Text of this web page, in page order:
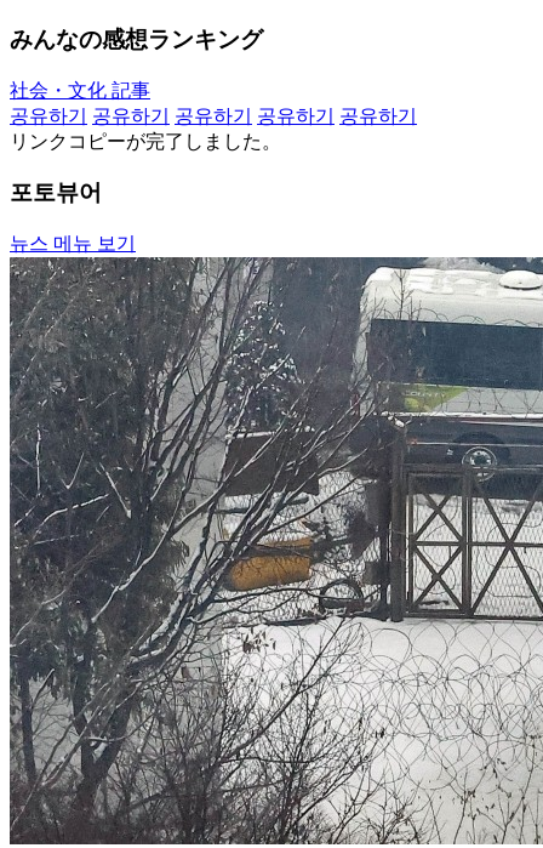
みんなの感想ランキング
社会・文化 記事
공유하기
공유하기 공유하기 공유하기
공유하기
リンクコピーが完了しました。
포토뷰어
뉴스 메뉴 보기